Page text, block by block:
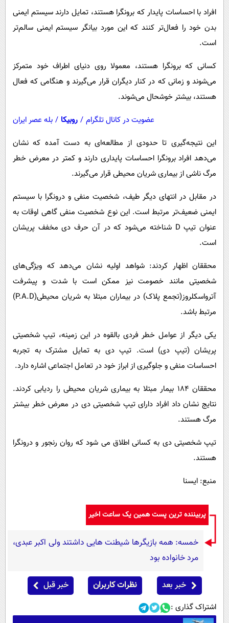
محیط زیست
سلامت
بین الملل
افراد با احساسات پایدار که برونگرا هستند، تمایل دارند سیستم ایمنی
بدن خود را فعال‌تر کنند که این مورد بیانگر سیستم ایمنی سالم‌تر
است.
کسانی که برونگرا هستند، معمولا روی دنیای اطراف خود متمرکز
می‌شوند و زمانی که در کنار دیگران قرار می‌گیرند و هنگامی که فعال
هستند، بیشتر خوشحال می‌شوند.
عضویت در کانال تلگرام / روبیکا / بله عصر ایران
این نتیجه‌گیری تا حدودی از مطالعه‌ای به دست آمده که نشان
می‌دهد افراد برونگرا احساسات پایداری دارند و کمتر در معرض خطر
مرگ ناشی از بیماری شریان محیطی قرار می‌گیرند.
در مقابل در انتهای دیگر طیف، شخصیت منفی و درونگرا با سیستم
ایمنی ضعیف‌تر مرتبط است. این نوع شخصیت منفی گاهی اوقات به
عنوان تیپ D شناخته می‌شود که در آن حرف دی مخفف پریشان
است.
محققان اظهار کردند: شواهد اولیه نشان می‌دهد که ویژگی‌های
شخصیتی مانند خصومت نیز ممکن است با شدت و پیشرفت
آترواسکلروز(تجمع پلاک) در بیماران مبتلا به شریان محیطی(P.A.D)
مرتبط باشد.
یکی دیگر از عوامل خطر فردی بالقوه در این زمینه، تیپ شخصیتی
پریشان (تیپ دی) است. تیپ دی به تمایل مشترک به تجربه
احساسات منفی و جلوگیری از ابراز خود در تعامل اجتماعی اشاره دارد.
محققان ۱۸۴ بیمار مبتلا به بیماری شریان محیطی را ردیابی کردند.
نتایج نشان داد افراد دارای تیپ شخصیتی دی در معرض خطر بیشتر
مرگ هستند.
تیپ شخصیتی دی به کسانی اطلاق می شود که روان رنجور و درونگرا
هستند.
منبع: ایسنا
پربیننده ترین پست همین یک ساعت اخیر
خمسه: همه بازیگرها شیطنت هایی داشتند ولی اکبر عبدی،
مرد خانواده بود
خبر بعد نظرات کاربران خبر قبل
اشتراک گذاری :